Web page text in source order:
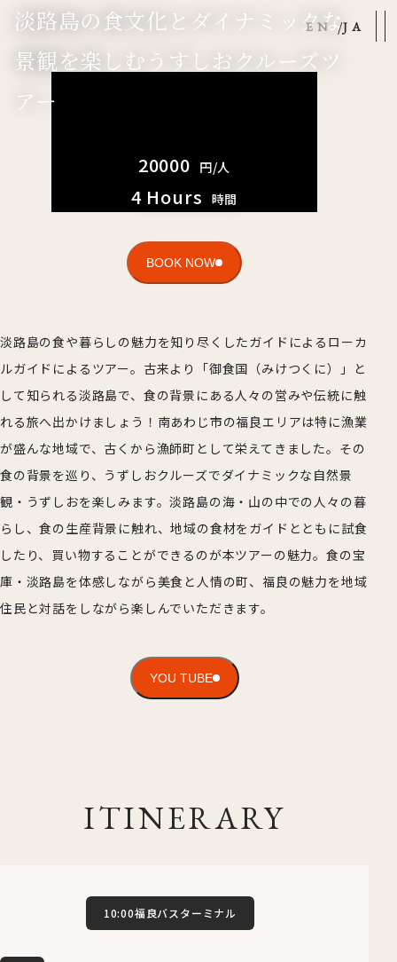
EN JA
淡路島の食文化とダイナミックな
景観を楽しむうすしおクルーズツ
アー
20000 円/人
4 Hours 時間
BOOK NOW
淡路島の食や暮らしの魅力を知り尽くしたガイドによるローカ
ルガイドによるツアー。古来より「御食国（みけつくに）」と
して知られる淡路島で、食の背景にある人々の営みや伝統に触
れる旅へ出かけましょう！南あわじ市の福良エリアは特に漁業
が盛んな地域で、古くから漁師町として栄えてきました。その
食の背景を巡り、うずしおクルーズでダイナミックな自然景
観・うずしおを楽しみます。淡路島の海・山の中での人々の暮
らし、食の生産背景に触れ、地域の食材をガイドとともに試食
したり、買い物することができるのが本ツアーの魅力。食の宝
庫・淡路島を体感しながら美食と人情の町、福良の魅力を地域
住民と対話をしながら楽しんでいただきます。
YOU TUBE
ITINERARY
10:00福良バスターミナル